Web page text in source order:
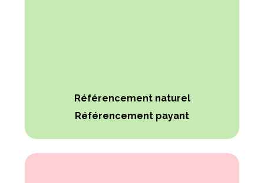
Référencement naturel
Référencement payant